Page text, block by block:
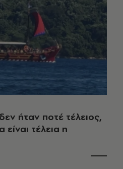
ήταν ποτέ τέλειος,
τέλεια η